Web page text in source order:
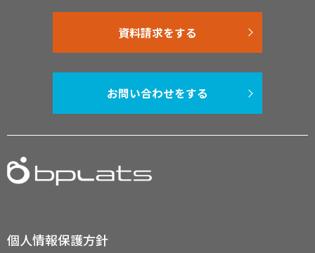
資料請求をする
お問い合わせをする
個人情報保護方針